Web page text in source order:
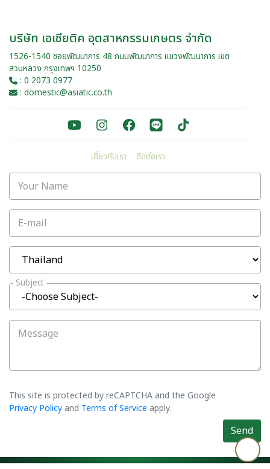
บริษัท เอเซียติค อุตสาหกรรมเกษตร จำกัด
1526-1540 ซอยพัฒนาการ 48 ถนนพัฒนาการ แขวงพัฒนาการ เขต
สวนหลวง กรุงเทพฯ 10250
: 0 2073 0977
: domestic@asiatic.co.th
เกี่ยวกับเรา ติดต่อเรา
Your Name
E-mail
Subject
Message
This site is protected by reCAPTCHA and the Google
Privacy Policyand Terms of Service apply.
Send